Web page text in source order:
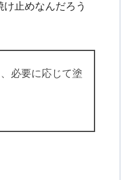
止めなんだろう
必要に応じて塗